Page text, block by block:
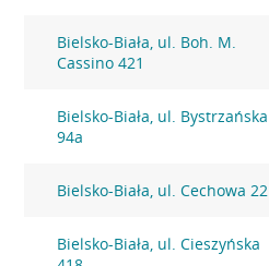
Bielsko-Biała, ul. Boh. M.
Cassino 421
Bielsko-Biała, ul. Bystrzańska
94a
Bielsko-Biała, ul. Cechowa 22
Bielsko-Biała, ul. Cieszyńska